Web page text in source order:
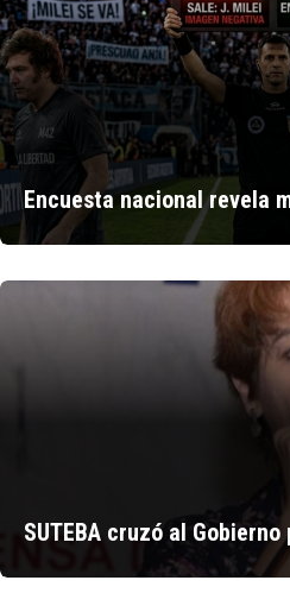
Encuesta nacional revela
SUTEBA cruzó al